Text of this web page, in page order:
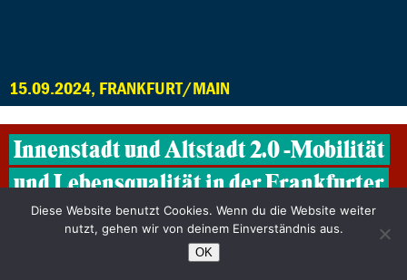
15.09.2024, FRANKFURT/MAIN
Innenstadt und Altstadt 2.0 -Mobilität
und Lebensqualität in der Frankfurter
City
Diese Website benutzt Cookies. Wenn du die Website weiter
nutzt, gehen wir von deinem Einverständnis aus.
OK